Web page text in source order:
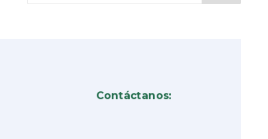
Contáctanos: